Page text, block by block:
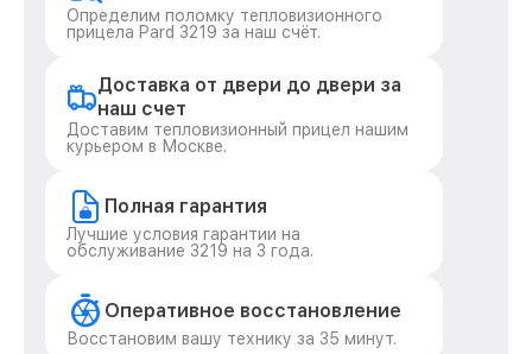
Определим поломку тепловизионного
прицела Pard 3219 за наш счёт.
Доставка от двери до двери за
наш счет
Доставим тепловизионный прицел нашим
курьером в Москве.
Полная гарантия
Лучшие условия гарантии на
обслуживание 3219 на 3 года.
Оперативное восстановление
Восстановим вашу технику за 35 минут.